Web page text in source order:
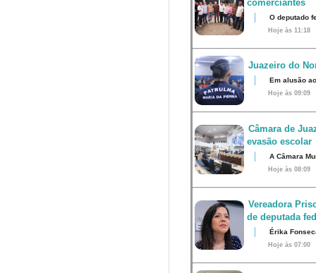
comerciantes
O deputado
Hoje às 11:18
Juazeiro do
Em alusão
Hoje às 09:09
Câmara de
evasão escolar
A Câmara
Hoje às 08:09
Vereadora
de deputada
Érika
Hoje às 07:00